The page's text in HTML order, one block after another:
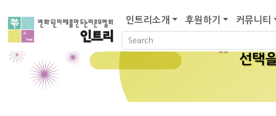
인트리소개 후원하기 커뮤니티